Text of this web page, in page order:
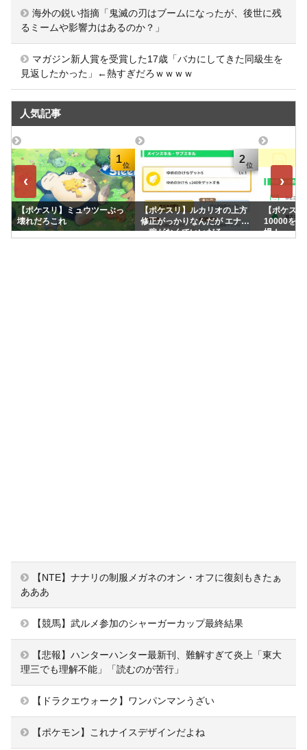
海外の鋭い指摘「鬼滅の刃はブームになったが、後世に残
るミームや影響力はあるのか？」
マガジン新人賞を受賞した17歳「バカにしてきた同級生を
見返したかった」←熱すぎだろｗｗｗｗ
人気記事
‹
1
【ポケスリ】ミュウツーぶっ
壊れだろこれ
2
【ポケスリ】ルカリオの上方
修正がっかりなんだが エナジ
ー稼がなくていいだろ
【ポケス
10000を超
場！
›
【NTE】ナナリの制服メガネのオン・オフに復刻もきたぁ
あああ
【競馬】武ルメ参加のシャーガーカップ最終結果
【悲報】ハンターハンター最新刊、難解すぎて炎上「東大
理三でも理解不能」「読むのが苦行」
【ドラクエウォーク】ワンパンマンうざい
【ポケモン】これナイスデザインだよね